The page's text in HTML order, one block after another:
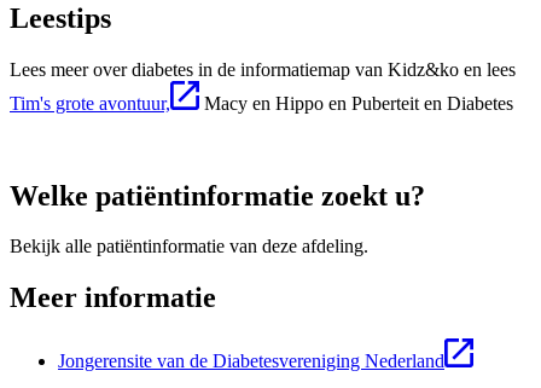
Leestips
Lees meer over diabetes in de informatiemap van Kidz&ko en lees
Tim's grote avontuur,
Macy en Hippo en Puberteit en Diabetes
Welke patiëntinformatie zoekt u?
Bekijk alle patiëntinformatie van deze afdeling.
Meer informatie
Jongerensite van de Diabetesvereniging Nederland